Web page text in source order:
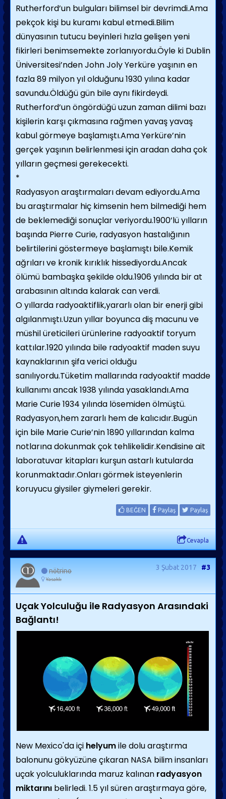
Rutherford’un bulguları bilimsel bir devrimdi.Ama
pekçok kişi bu kuramı kabul etmedi.Bilim
dünyasının tutucu beyinleri hızla gelişen yeni
fikirleri benimsemekte zorlanıyordu.Öyle ki Dublin
Üniversitesi’nden John Joly Yerküre yaşının en
fazla 89 milyon yıl olduğunu 1930 yılına kadar
savundu.Öldüğü gün bile aynı fikirdeydi.
Rutherford’un öngördüğü uzun zaman dilimi bazı
kişilerin karşı çıkmasına rağmen yavaş yavaş
kabul görmeye başlamıştı.Ama Yerküre’nin
gerçek yaşının belirlenmesi için aradan daha çok
yılların geçmesi gerekecekti.
*
Radyasyon araştırmaları devam ediyordu.Ama
bu araştırmalar hiç kimsenin hem bilmediği hem
de beklemediği sonuçlar veriyordu.1900’lü yılların
başında Pierre Curie, radyasyon hastalığının
belirtilerini göstermeye başlamıştı bile.Kemik
ağrıları ve kronik kırıklık hissediyordu.Ancak
ölümü bambaşka şekilde oldu.1906 yılında bir at
arabasının altında kalarak can verdi.
O yıllarda radyoaktiflik,yararlı olan bir enerji gibi
algılanmıştı.Uzun yıllar boyunca diş macunu ve
müshil üreticileri ürünlerine radyoaktif toryum
kattılar.1920 yılında bile radyoaktif maden suyu
kaynaklarının şifa verici olduğu
sanılıyordu.Tüketim mallarında radyoaktif madde
kullanımı ancak 1938 yılında yasaklandı.Ama
Marie Curie 1934 yılında lösemiden ölmüştü.
Radyasyon,hem zararlı hem de kalıcıdır.Bugün
için bile Marie Curie’nin 1890 yıllarından kalma
notlarına dokunmak çok tehlikelidir.Kendisine ait
laboratuvar kitapları kurşun astarlı kutularda
korunmaktadır.Onları görmek isteyenlerin
koruyucu giysiler giymeleri gerekir.
BEĞEN Paylaş Paylaş
Cevapla
nötrino
Yasaklı
3 Şubat 2017 #3
Uçak Yolculuğu ile Radyasyon Arasındaki
Bağlantı!
New Mexico'da içi helyumile dolu araştırma
balonunu gökyüzüne çıkaran NASA bilim insanları
uçak yolculuklarında maruz kalınan radyasyon
miktarını belirledi. 1.5 yıl süren araştırmaya göre,